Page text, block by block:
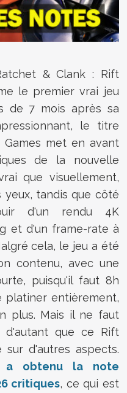
& Clank : Rift
le premier vrai jeu
de 7 mois après sa
le titre
met en avant
de la nouvelle
que visuellement,
tandis que côté
d'un rendu 4K
et d'un frame-rate à
cela, le jeu a été
contenu, avec une
puisqu'il faut 8h
platiner entièrement,
plus. Mais il ne faut
d'autant que ce Rift
d'autres aspects.
a obtenu la note
critiques, ce qui est